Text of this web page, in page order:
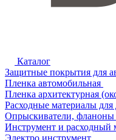
Каталог
Защитные покрытия для
Пленка автомобильная
Пленка архитектурная
Расходные материалы для
Опрыскиватели, фланоны
Инструмент и расходный
Электро инструмент